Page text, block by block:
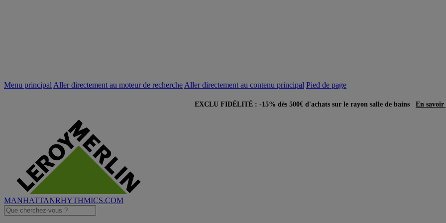
Menu principal Aller directement au moteur de recherche Aller directement au contenu principal Pied de page
EXCLU FIDÉLITÉ : -15% dès 500€ d'achats sur le rayon salle de bains En savoir
MANHATTANRHYTHMICS.COM